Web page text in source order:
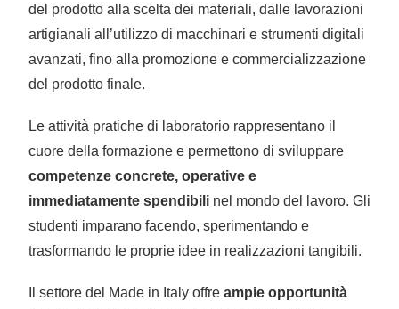
del prodotto alla scelta dei materiali, dalle lavorazioni
artigianali all’utilizzo di macchinari e strumenti digitali
avanzati, fino alla promozione e commercializzazione
del prodotto finale.
Le attività pratiche di laboratorio rappresentano il
cuore della formazione e permettono di sviluppare
competenze concrete, operative e
immediatamente spendibili nel mondo del lavoro. Gli
studenti imparano facendo, sperimentando e
trasformando le proprie idee in realizzazioni tangibili.
Il settore del Made in Italy offre ampie opportunità